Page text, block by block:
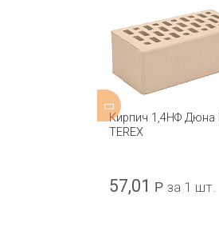
Кирпич 1,4НФ Дюна
TEREX
57,01 Р за 1 шт.